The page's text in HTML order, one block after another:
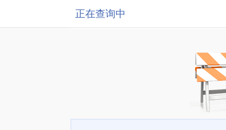
正在查询中